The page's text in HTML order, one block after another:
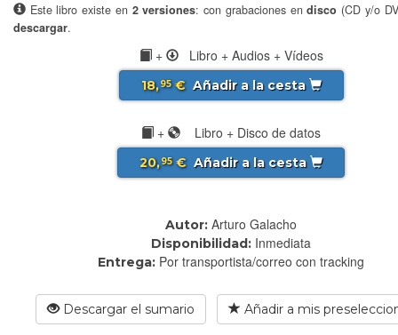
Este libro existe en 2 versiones: con grabaciones endisco (CD y/o
descargar.
+ Libro + Audios + Vídeos
18,95€ Añadir a la cesta
+ Libro + Disco de datos
20,95€ Añadir a la cesta
Autor: Arturo Galacho
Disponibilidad: Inmediata
Entrega: Por transportista/correo con tracking
Descargar el sumario Añadir a mis